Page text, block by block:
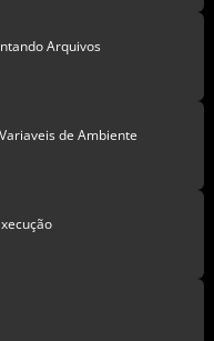
Arquivos
de Ambiente